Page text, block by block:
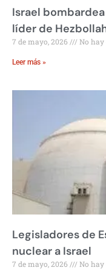
Israel
líder de
7 de mayo, 2026 No
Leer más »
Legisladores de
nuclear a Israel
7 de mayo, 2026 No